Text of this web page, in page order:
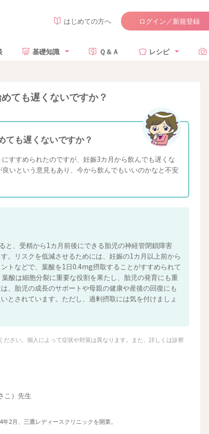
はじめての方へ ログイン／新規登録
基礎知識 Ｑ＆Ａ レシピ
ても遅くないですか？
ても遅くないですか？
すすめられたのですが、妊娠3カ月から飲んでも遅くな
いという意見もあり、今から飲んでもいいのかなと不安
、受精から1カ月前後にできる胎児の神経管閉鎖障害
。リスクを低減させるためには、妊娠の1カ月以上前から
トなどで、葉酸を1日0.4mg摂取することがすすめられて
酸は細胞分裂に重要な役割を果たし、胎児の発育にも重
、胎児の成長のサポートや母親の健康や産後の回復にも
とされています。ただし、過剰摂取には気を付けましょ
さい。個人によって症状や対策は異なります。また、詳しくは診察
こ）先生
2月、三鷹レディースクリニックを開業。